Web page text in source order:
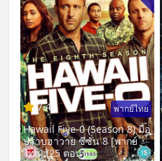
7.4 พากย์ไทย
Hawaii Five-0 (Season 8) มือ
ปราบฮาวาย ซีซั่น 8 [พากย์
ไทย] (25 ตอนจบ)